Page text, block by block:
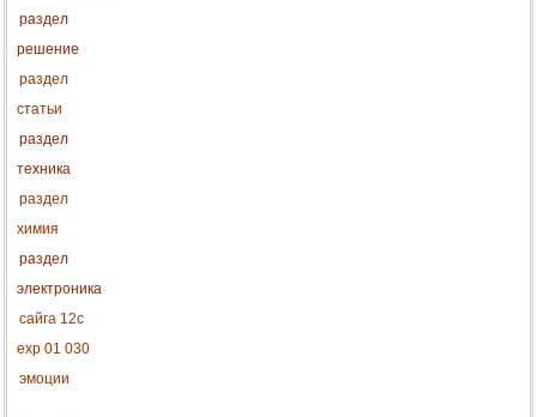
раздел
решение
раздел
статьи
раздел
техника
раздел
химия
раздел
электроника
сайга 12с
exp 01 030
эмоции